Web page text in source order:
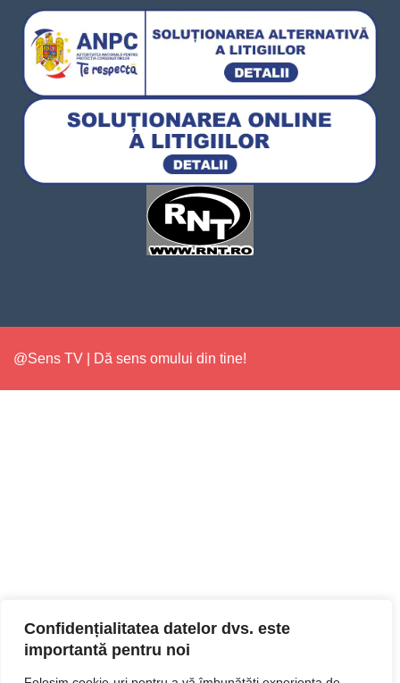
Confidențialitatea datelor dvs. este
importantă pentru noi
@Sens TV | Dă sens omului din tine!